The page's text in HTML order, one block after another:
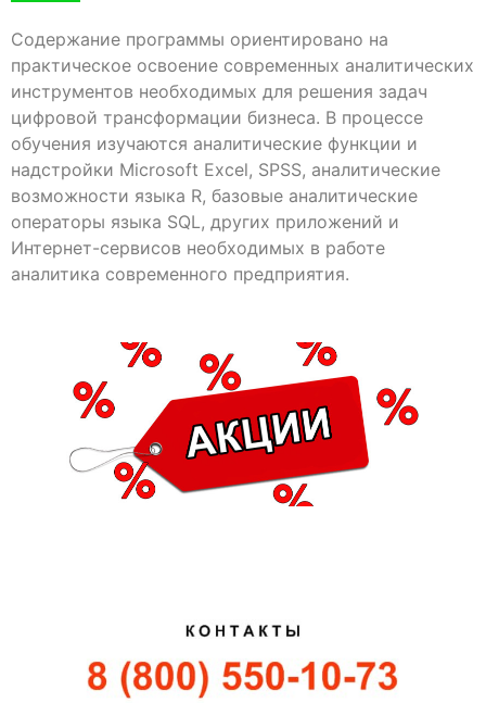
Содержание программы ориентировано на
практическое освоение современных аналитических
инструментов необходимых для решения задач
цифровой трансформации бизнеса. В процессе
обучения изучаются аналитические функции и
надстройки Microsoft Excel, SPSS, аналитические
возможности языка R, базовые аналитические
операторы языка SQL, других приложений и
Интернет-сервисов необходимых в работе
аналитика современного предприятия.